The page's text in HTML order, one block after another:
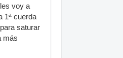
voy a
1ª cuerda
saturar
más